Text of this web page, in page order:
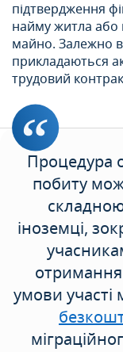
підтвердження
найму житла або
майно. Залежно
прикладаються
трудовий
Процедура
побиту
іноземці,
отримання
умови